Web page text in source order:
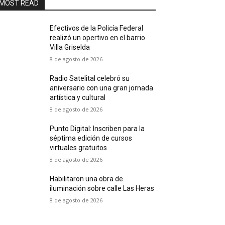
READ
Efectivos de la Policía Federal
realizó un opertivo en el barrio
Villa Griselda
8 de agosto de 2026
Radio Satelital celebró su
aniversario con una gran jornada
artística y cultural
8 de agosto de 2026
Punto Digital: Inscriben para la
séptima edición de cursos
virtuales gratuitos
8 de agosto de 2026
Habilitaron una obra de
iluminación sobre calle Las Heras
8 de agosto de 2026